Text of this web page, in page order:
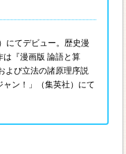
にてデビュー。歴史漫
は『漫画版 論語と算
よび立法の諸原理序説
ャン！」（集英社）にて